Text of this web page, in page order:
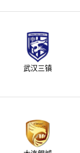
武汉三镇